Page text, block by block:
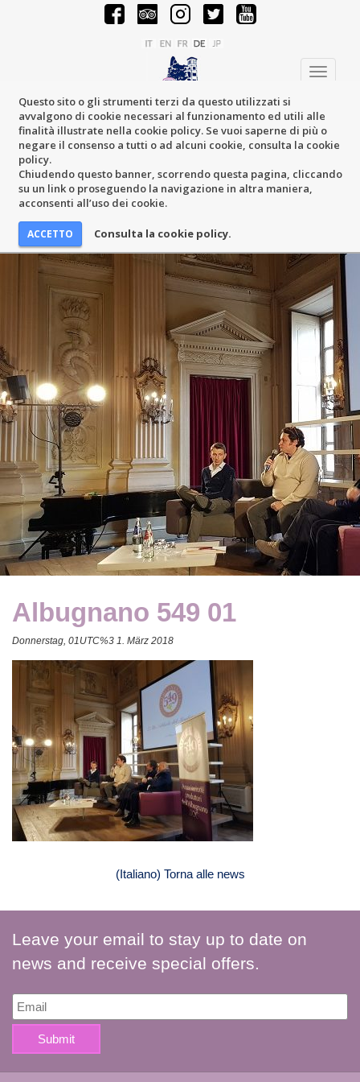
Questo sito o gli strumenti terzi da questo utilizzati si
avvalgono di cookie necessari al funzionamento ed utili alle
finalità illustrate nella cookie policy. Se vuoi saperne di più o
negare il consenso a tutti o ad alcuni cookie, consulta la cookie
policy.
Chiudendo questo banner, scorrendo questa pagina, cliccando
su un link o proseguendo la navigazione in altra maniera,
acconsenti all’uso dei cookie.
Consulta la cookie policy.
Toggle
Albugnano 549 01
Donnerstag, 01UTC%3 1. März 2018
(Italiano) Torna alle news
Leave your email to stay up to date on
news and receive special offers.